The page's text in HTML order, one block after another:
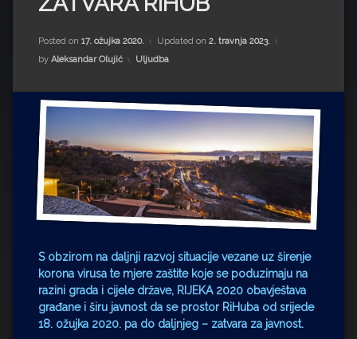
Impressum
Milenko Strižak
Drugi autori
Drugi autori
Ljiljana Lekanić-Kljaić
Željko Krznarić
Mario Lovreković
Posted on 17. ožujka 2020. Updated on 2. travnja 2023.
by Aleksandar Olujić Kategorije:
Uljudba
S obzirom na daljnji razvoj situacije vezane uz širenje
korona virusa te mjere zaštite koje se poduzimaju na
razini grada i cijele države, RIJEKA 2020 obavještava
građane i širu javnost da se prostor RiHuba od srijede
18. ožujka 2020. pa do daljnjeg – zatvara za javnost.